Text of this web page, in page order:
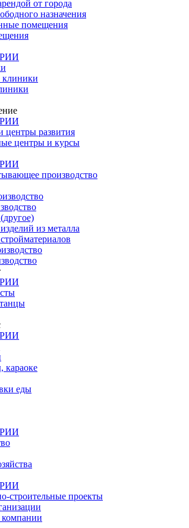
от города
назначения
помещения
клиники
центры развития
центры и курсы
производство
из металла
караоке
еды
строительные проекты